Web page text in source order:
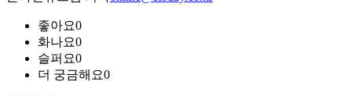
좋아요0
화나요0
슬퍼요0
더 궁금해요0